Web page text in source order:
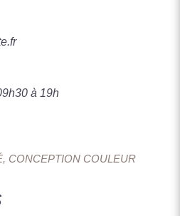
à 19h
CONCEPTION COULEUR